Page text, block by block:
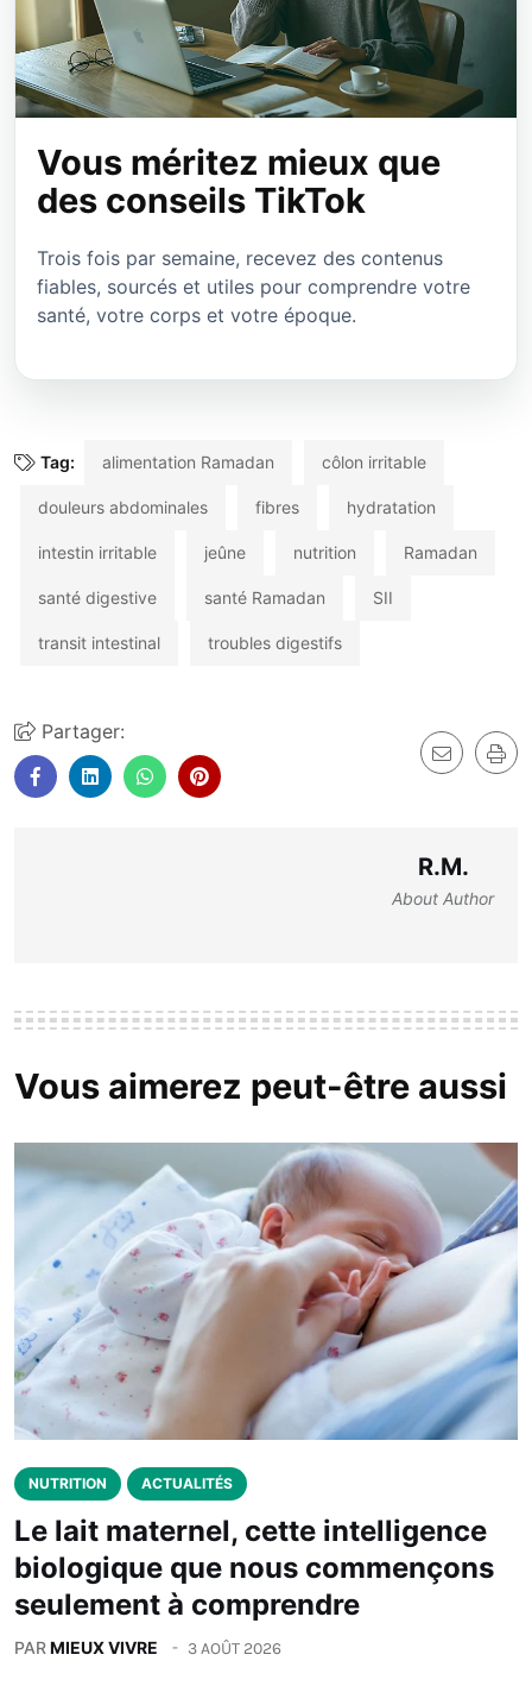
Vous méritez mieux que
des conseils TikTok
Trois fois par semaine, recevez des contenus
fiables, sourcés et utiles pour comprendre votre
santé, votre corps et votre époque.
Tag: alimentation Ramadan côlon irritable
douleurs abdominales fibres hydratation
intestin irritable jeûne nutrition Ramadan
santé digestive santé Ramadan SII
transit intestinal troubles digestifs
Partager:
R.M.
About Author
Vous aimerez peut-être aussi
NUTRITION ACTUALITÉS
Le lait maternel, cette intelligence
biologique que nous commençons
seulement à comprendre
PARMIEUX VIVRE 3 AOÛT 2026